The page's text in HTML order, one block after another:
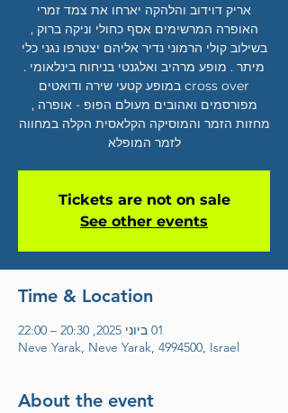
אריק דוידוב והלהקה יארחו את צמד זמרי
האופרה המרשימים אסף כחולי וניקה ברוק ,
בשילוב קולי הרמוני נדיר אליהם יצטרפו נגני כלי
cross over במופע קטעי שירה ודואטים
מפורסמים ואהובים מעולם הפופ - אופרה ,
מחזות הזמר והמוסיקה הקלאסית הקלה במחווה
לזמר המופלא
Tickets are not on sale
See other events
Time & Location
01 ביוני 2025, 20:30 – 22:00
Neve Yarak, Neve Yarak, 4994500, Israel
About the event